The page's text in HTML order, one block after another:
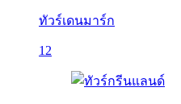
ทัวร์เดนมาร์ก
12